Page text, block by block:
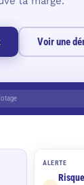
Voir une
ALERTE